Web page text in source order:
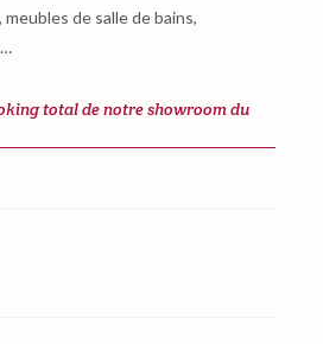
de salle de bains,
total de notre showroom du